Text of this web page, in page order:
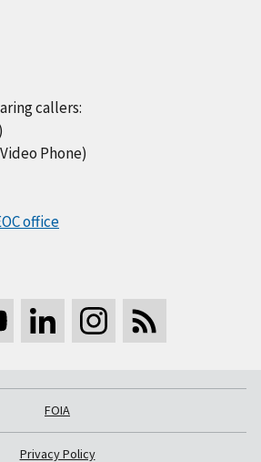
callers:
Phone)
office
FOIA
Privacy Policy